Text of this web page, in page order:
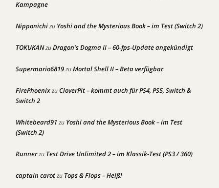
Kampagne
Nipponichizu Yoshi and the Mysterious Book – im Test (Switch 2)
TOKUKANzuDragon’s Dogma II – 60-fps-Update angekündigt
Supermario6819zuMortal Shell II – Beta verfügbar
FirePhoenixzuCloverPit – kommt auch für PS4, PS5, Switch &
Switch 2
Whitebeard91 zu Yoshi and the Mysterious Book – im Test
(Switch 2)
Runnerzu Test Drive Unlimited 2 – im Klassik-Test (PS3 / 360)
captain carotzu Tops & Flops – Heiß!